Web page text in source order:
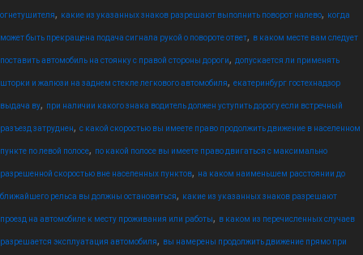
огнетушителя, какие из указанных знаков разрешают выполнить поворот налево, когда
может быть прекращена подача сигнала рукой о повороте ответ, в каком месте вам следует
поставить автомобиль на стоянку с правой стороны дороги, допускается ли применять
шторки и жалюзи на заднем стекле легкового автомобиля, екатеринбург гостехнадзор
выдача ву, при наличии какого знака водитель должен уступить дорогу если встречный
разъезд затруднен, с какой скоростью вы имеете право продолжить движение в населенном
пункте по левой полосе, по какой полосе вы имеете право двигаться с максимально
разрешенной скоростью вне населенных пунктов, на каком наименьшем расстоянии до
ближайшего рельса вы должны остановиться, какие из указанных знаков разрешают
проезд на автомобиле к месту проживания или работы, в каком из перечисленных случаев
разрешается эксплуатация автомобиля, вы намерены продолжить движение прямо при